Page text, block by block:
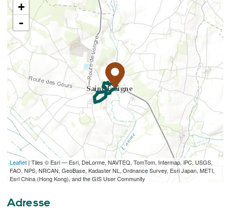
+
-
Leaflet| Tiles © Esri — Esri, DeLorme, NAVTEQ, TomTom, Intermap, iPC, USGS,
FAO, NPS, NRCAN, GeoBase, Kadaster NL, Ordnance Survey, Esri Japan, METI,
Esri China (Hong Kong), and the GIS User Community
TÉLÉCHARGER L'ITINÉRAIRE (GPX)
Adresse